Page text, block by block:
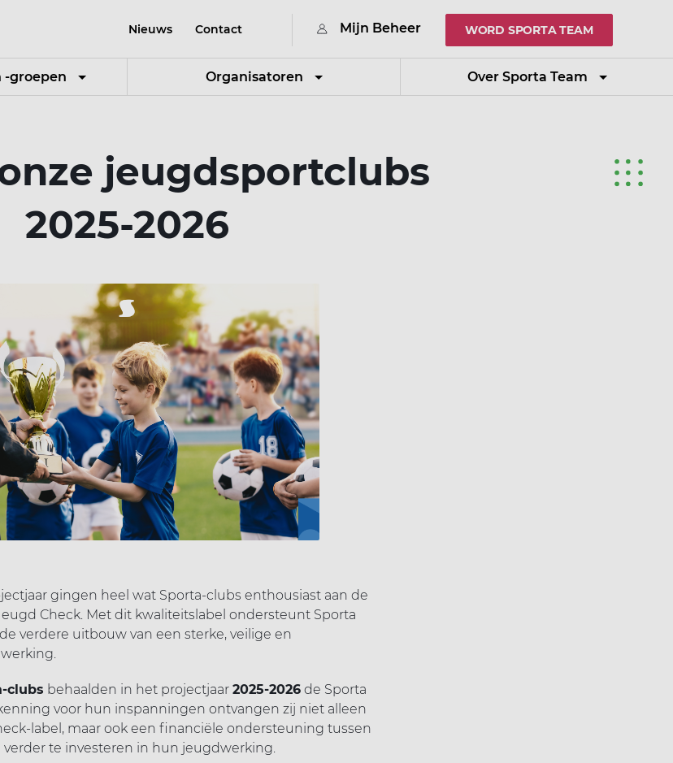
Nieuws Contact Mijn Beheer WORD SPORTA TEAM
-groepen Organisatoren Over Sporta Team
jeugdsportclubs
2025-2026
gingen heel wat Sporta-clubs enthousiast aan de
Check. Met dit kwaliteitslabel ondersteunt Sporta
verdere uitbouw van een sterke, veilige en
clubs behaalden in het projectjaar 2025-2026 de Sporta
voor hun inspanningen ontvangen zij niet alleen
label, maar ook een financiële ondersteuning tussen
verder te investeren in hun jeugdwerking.